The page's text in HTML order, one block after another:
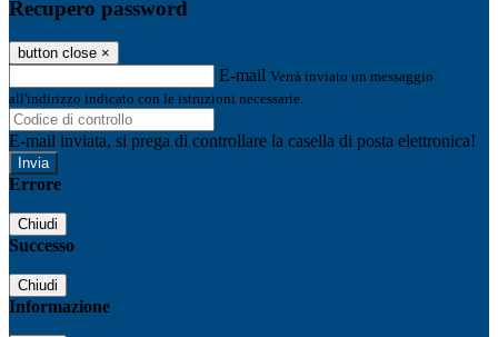
Recupero password
button close ×
E-mail Verrà inviato un messaggio
all'indirizzo indicato con le istruzioni necessarie.
E-mail inviata, si prega di controllare la casella di posta elettronica!
Errore
Chiudi
Successo
Chiudi
Informazione